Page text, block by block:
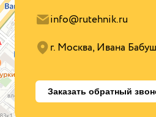
info@rutehnik.ru
г. Москва, Ивана
Заказать обратный